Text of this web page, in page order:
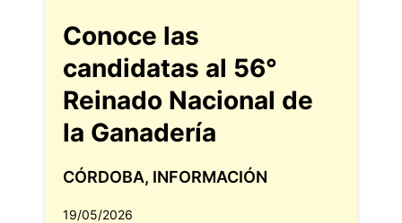
Conoce las
candidatas al 56°
Reinado Nacional de
la Ganadería
CÓRDOBA, INFORMACIÓN
19/05/2026